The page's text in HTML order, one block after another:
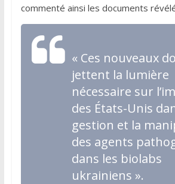
commenté ainsi les documents
« Ces nouveaux
jettent la lumière
nécessaire sur
des États-Unis
gestion et la
des agents
dans les biolabs
ukrainiens ».